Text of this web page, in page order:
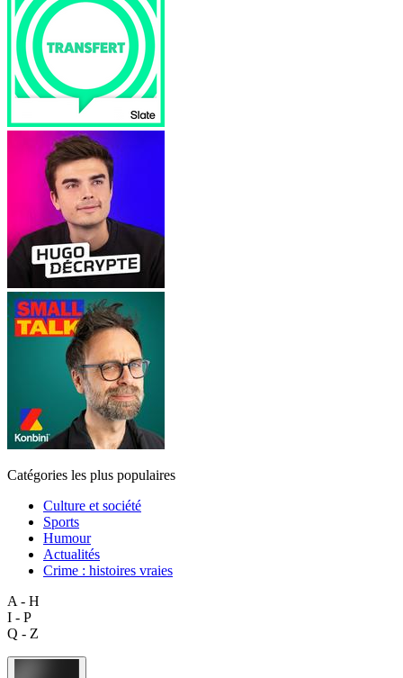
Catégories les plus populaires
Culture et société
Sports
Humour
Actualités
Crime : histoires vraies
A - H
I - P
Q - Z